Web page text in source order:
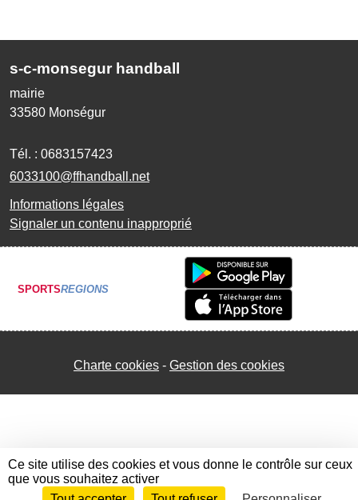
s-c-monsegur handball
mairie
33580 Monségur
Tél. : 0683157423
6033100@ffhandball.net
Informations légales
Signaler un contenu inapproprié
SPORTSREGIONS
Charte cookies Gestion des cookies
Ce site utilise des cookies et vous donne le contrôle sur ceux
que vous souhaitez activer